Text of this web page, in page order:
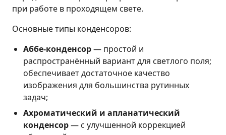
при работе в проходящем свете.
Основные типы конденсоров:
Аббе-конденсор— простой и
распространённый вариант для светлого поля;
обеспечивает достаточное качество
изображения для большинства рутинных
задач;
Ахроматический и апланатический
конденсор— с улучшенной коррекцией